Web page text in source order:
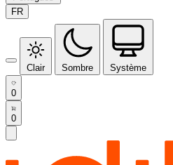
FR
Clair Sombre Système
0
0